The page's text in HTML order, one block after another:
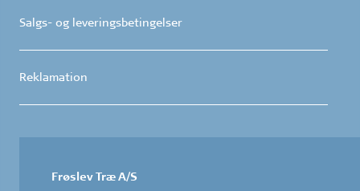
Salgs- og leveringsbetingelser
Reklamation
Frøslev Træ A/S